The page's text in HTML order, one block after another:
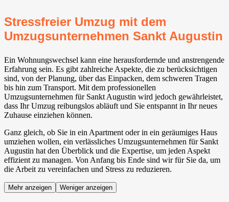
Stressfreier Umzug mit dem
Umzugsunternehmen Sankt Augustin
Ein Wohnungswechsel kann eine herausfordernde und anstrengende
Erfahrung sein. Es gibt zahlreiche Aspekte, die zu berücksichtigen
sind, von der Planung, über das Einpacken, dem schweren Tragen
bis hin zum Transport. Mit dem professionellen
Umzugsunternehmen für Sankt Augustin wird jedoch gewährleistet,
dass Ihr Umzug reibungslos abläuft und Sie entspannt in Ihr neues
Zuhause einziehen können.
Ganz gleich, ob Sie in ein Apartment oder in ein geräumiges Haus
umziehen wollen, ein verlässliches Umzugsunternehmen für Sankt
Augustin hat den Überblick und die Expertise, um jeden Aspekt
effizient zu managen. Von Anfang bis Ende sind wir für Sie da, um
die Arbeit zu vereinfachen und Stress zu reduzieren.
Mehr anzeigen Weniger anzeigen